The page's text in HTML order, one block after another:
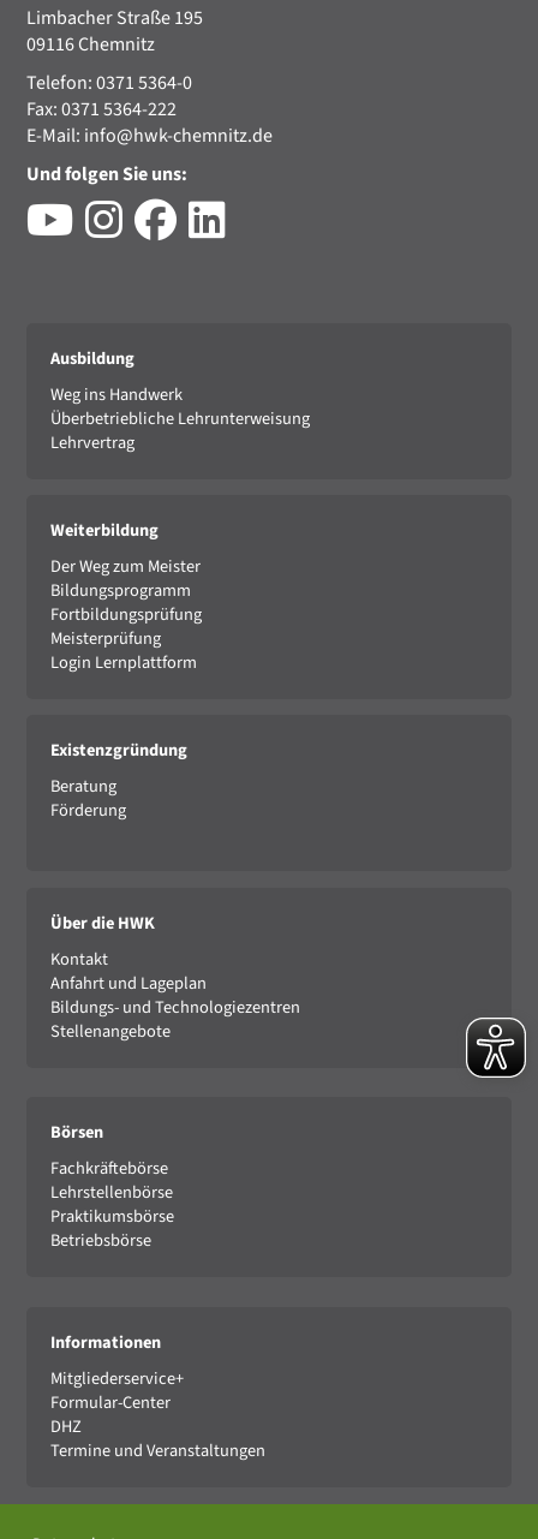
Limbacher Straße 195
09116 Chemnitz
Telefon: 0371 5364-0
Fax: 0371 5364-222
E-Mail: info@hwk-chemnitz.de
Und folgen Sie uns:
Ausbildung
Weg ins Handwerk
Überbetriebliche Lehrunterweisung
Lehrvertrag
Weiterbildung
Der Weg zum Meister
Bildungsprogramm
Fortbildungsprüfung
Meisterprüfung
Login Lernplattform
Existenzgründung
Beratung
Förderung
Über die HWK
Kontakt
Anfahrt und Lageplan
Bildungs- und Technologiezentren
Stellenangebote
Börsen
Fachkräftebörse
Lehrstellenbörse
Praktikumsbörse
Betriebsbörse
Informationen
Mitgliederservice+
Formular-Center
DHZ
Termine und Veranstaltungen